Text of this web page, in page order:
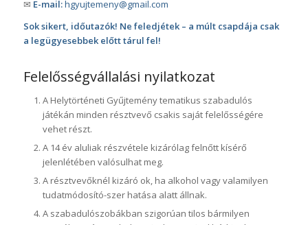
✉ E-mail:hgyujtemeny@gmail.com
Sok sikert, időutazók! Ne feledjétek – a múlt csapdája csak
a legügyesebbek előtt tárul fel!
Felelősségvállalási nyilatkozat
A Helytörténeti Gyűjtemény tematikus szabadulós
játékán minden résztvevő csakis saját felelősségére
vehet részt.
A 14 év aluliak részvétele kizárólag felnőtt kísérő
jelenlétében valósulhat meg.
A résztvevőknél kizáró ok, ha alkohol vagy valamilyen
tudatmódosító-szer hatása alatt állnak.
A szabadulószobákban szigorúan tilos bármilyen